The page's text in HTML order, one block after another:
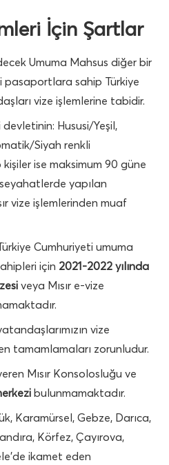
İçin Şartlar
Umuma Mahsus diğer bir
pasaportlara sahip Türkiye
vize işlemlerine tabidir.
Hususi/Yeşil,
Siyah renkli
ise maksimum 90 güne
yapılan
vize işlemlerinden muaf
Cumhuriyeti umuma
için 2021-2022 yılında
veya Mısır e-vize
vize
tamamlamaları zorunludur.
Mısır Konsolosluğu ve
bulunmamaktadır.
Karamürsel, Gebze, Darıca,
Körfez, Çayırova,
ikamet eden